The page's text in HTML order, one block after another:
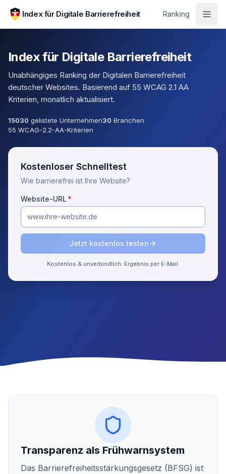
Zum Hauptinhalt springen
Index für Digitale Barrierefreiheit Ranking
Index für Digitale Barrierefreiheit
Unabhängiges Ranking der Digitalen Barrierefreiheit
deutscher Websites. Basierend auf 55 WCAG 2.1 AA
Kriterien, monatlich aktualisiert.
15030 gelistete Unternehmen30 Branchen
55 WCAG-2.2-AA-Kriterien
Kostenloser Schnelltest
Wie barrierefrei ist Ihre Website?
Website-URL *
Jetzt kostenlos testen
Kostenlos & unverbindlich. Ergebnis per E-Mail.
Transparenz als Frühwarnsystem
Das Barrierefreiheitsstärkungsgesetz (BFSG) ist